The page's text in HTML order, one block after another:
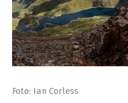
Foto: Ian Corless